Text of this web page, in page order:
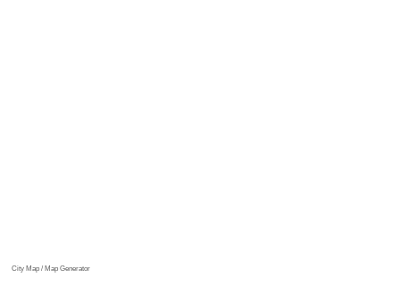
City Map / Map Generator